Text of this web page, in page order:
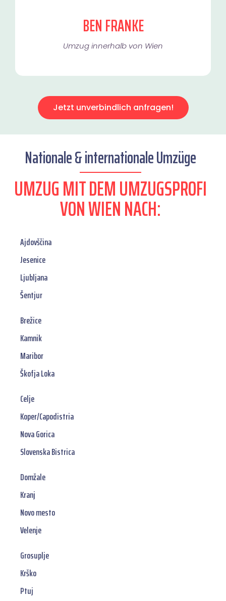
BEN FRANKE
Umzug innerhalb von Wien​
Jetzt unverbindlich anfragen!
Nationale & internationale Umzüge
UMZUG MIT DEM UMZUGSPROFI
VON WIEN NACH:
Ajdovščina
Jesenice
Ljubljana
Šentjur
Brežice
Kamnik
Maribor
Škofja Loka
Celje
Koper/Capodistria
Nova Gorica
Slovenska Bistrica
Domžale
Kranj
Novo mesto
Velenje
Grosuplje
Krško
Ptuj